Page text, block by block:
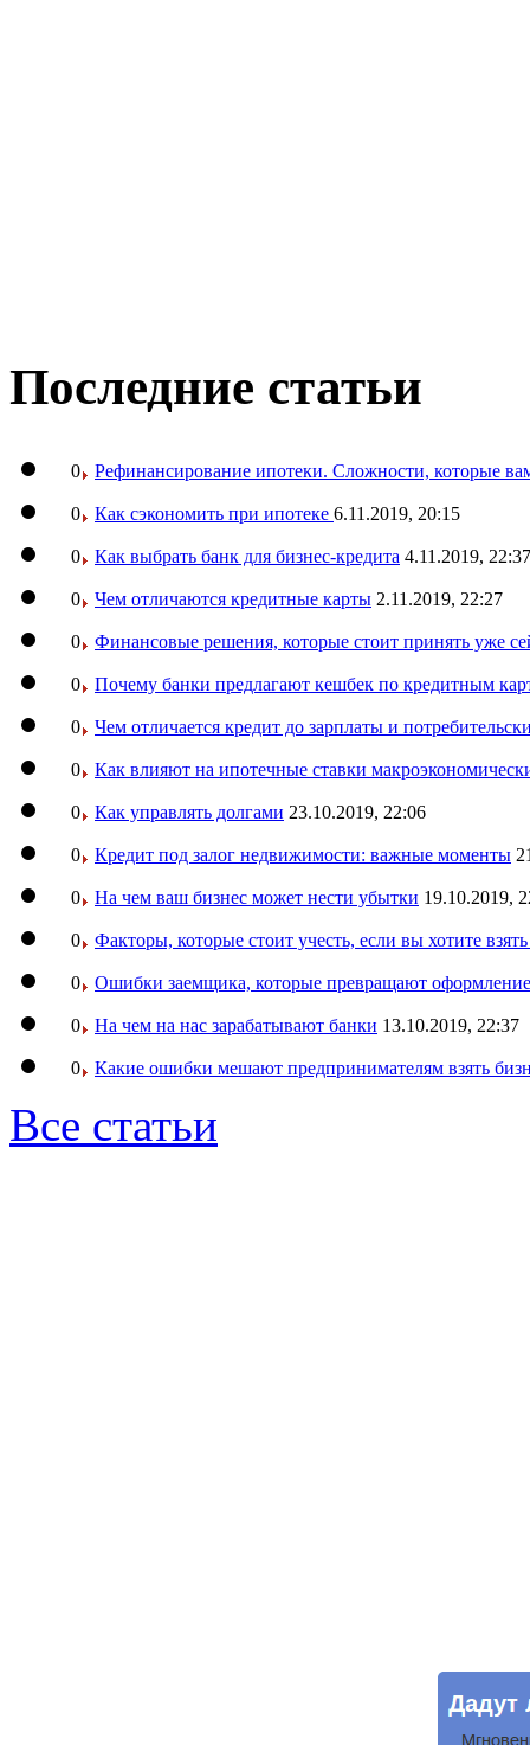
Последние статьи
0 Рефинансирование ипотеки. Сложности, которые
0 Как сэкономить при ипотеке 6.11.2019, 20:15
0 Как выбрать банк для бизнес-кредита 4.11.2019, 22:37
0 Чем отличаются кредитные карты 2.11.2019, 22:27
0 Финансовые решения, которые стоит принять уже
0 Почему банки предлагают кешбек по кредитным
0 Чем отличается кредит до зарплаты и
0 Как влияют на ипотечные ставки
0 Как управлять долгами 23.10.2019, 22:06
0 Кредит под залог недвижимости: важные моменты
0 На чем ваш бизнес может нести убытки 19.10.2019,
0 Факторы, которые стоит учесть, если вы хотите
0 Ошибки заемщика, которые превращают оформление
0 На чем на нас зарабатывают банки 13.10.2019, 22:37
0 Какие ошибки мешают предпринимателям взять
Все статьи